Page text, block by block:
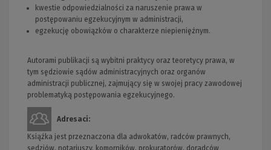
kwestie odpowiedzialności za naruszenie prawa w
postępowaniu egzekucyjnym w administracji,
egzekucję obowiązków o charakterze niepieniężnym.
Autorami publikacji są wybitni praktycy oraz teoretycy prawa, w
tym sędziowie sądów administracyjnych oraz organów
administracji publicznej, zajmujący się w swojej pracy zawodowej
problematyką postępowania egzekucyjnego.
Adresaci:
Książka jest przeznaczona dla adwokatów, radców prawnych,